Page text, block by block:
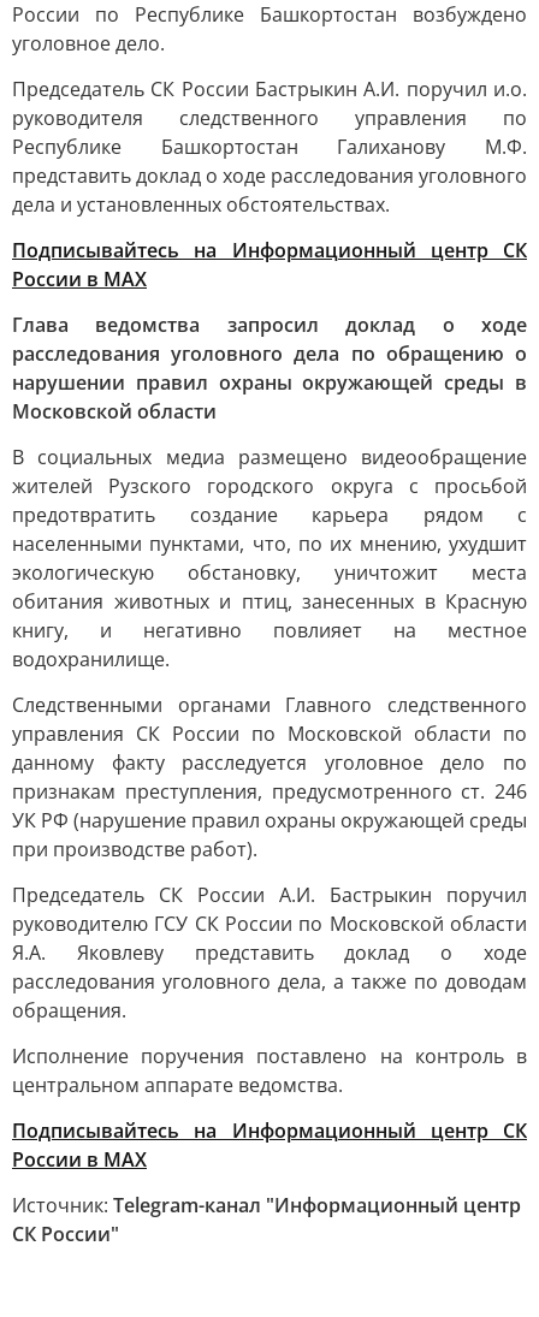
России по Республике Башкортостан возбуждено
уголовное дело.
Председатель СК России Бастрыкин А.И. поручил и.о.
руководителя следственного управления по
Республике Башкортостан Галиханову М.Ф.
представить доклад о ходе расследования уголовного
дела и установленных обстоятельствах.
Подписывайтесь на Информационный центр СК
России в MAХ
Глава ведомства запросил доклад о ходе
расследования уголовного дела по обращению о
нарушении правил охраны окружающей среды в
Московской области
В социальных медиа размещено видеообращение
жителей Рузского городского округа с просьбой
предотвратить создание карьера рядом с
населенными пунктами, что, по их мнению, ухудшит
экологическую обстановку, уничтожит места
обитания животных и птиц, занесенных в Красную
книгу, и негативно повлияет на местное
водохранилище.
Следственными органами Главного следственного
управления СК России по Московской области по
данному факту расследуется уголовное дело по
признакам преступления, предусмотренного ст. 246
УК РФ (нарушение правил охраны окружающей среды
при производстве работ).
Председатель СК России А.И. Бастрыкин поручил
руководителю ГСУ СК России по Московской области
Я.А. Яковлеву представить доклад о ходе
расследования уголовного дела, а также по доводам
обращения.
Исполнение поручения поставлено на контроль в
центральном аппарате ведомства.
Подписывайтесь на Информационный центр СК
России в MAХ
Источник: Telegram-канал "Информационный центр
СК России"